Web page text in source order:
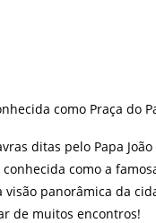
como Praça do
ditas pelo Papa
como a
panorâmica da
de muitos encontros!